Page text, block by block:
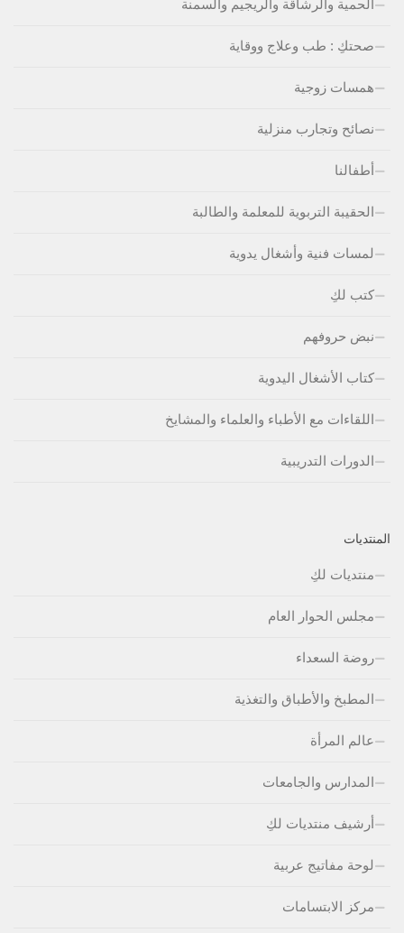
الحمية والرشاقة والريجيم والسمنة
صحتكِ : طب وعلاج ووقاية
همسات زوجية
نصائح وتجارب منزلية
أطفالنا
الحقيبة التربوية للمعلمة والطالبة
لمسات فنية وأشغال يدوية
كتب لكِ
نبض حروفهم
كتاب الأشغال اليدوية
اللقاءات مع الأطباء والعلماء والمشايخ
الدورات التدريبية
المنتديات
منتديات لكِ
مجلس الحوار العام
روضة السعداء
المطبخ والأطباق والتغذية
عالم المرأة
المدارس والجامعات
أرشيف منتديات لكِ
لوحة مفاتيج عربية
مركز الابتسامات